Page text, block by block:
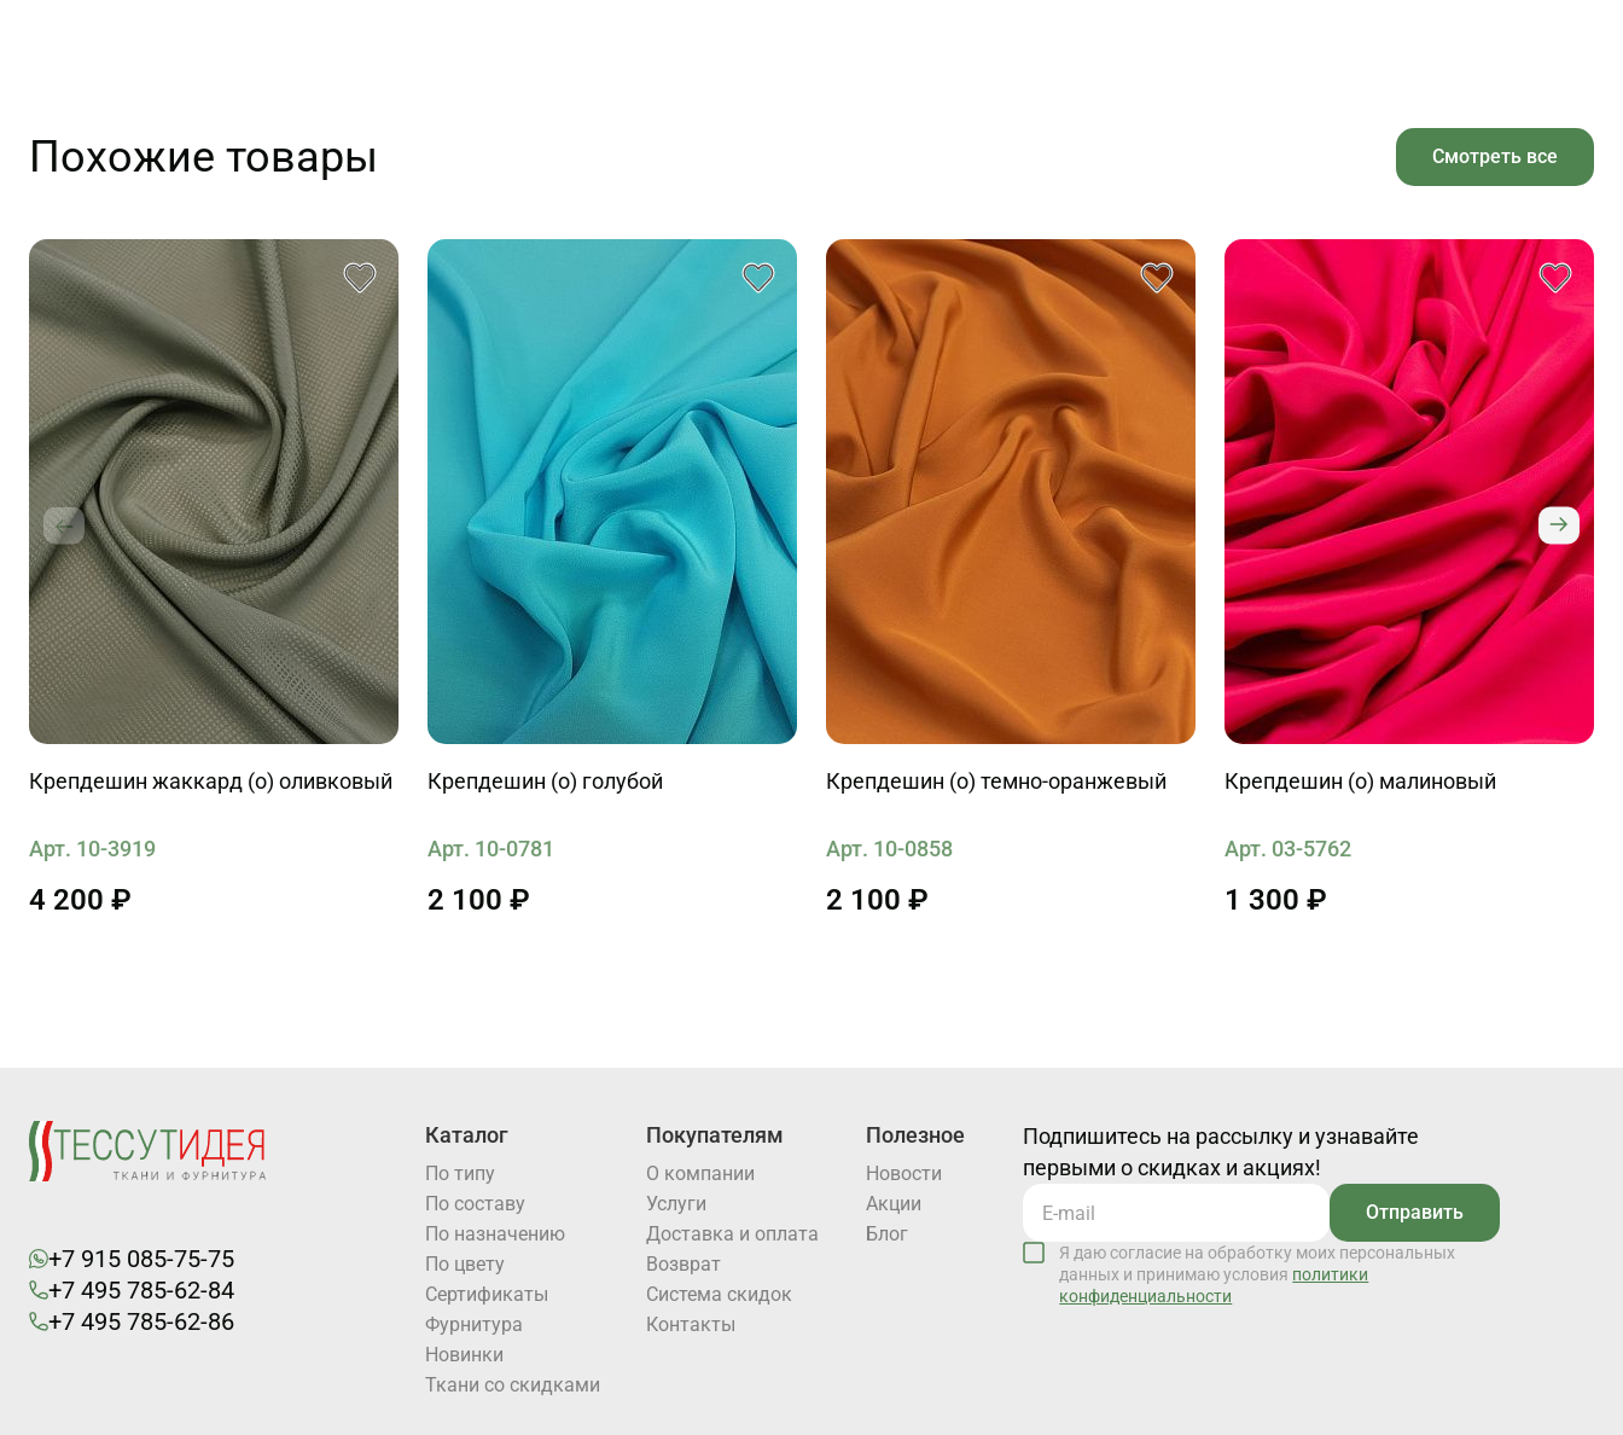
Похожие товары Смотреть все
Крепдешин жаккард (о) оливковый
Арт. 10-3919
4 200 ₽
Крепдешин (о) голубой
Арт. 10-0781
2 100 ₽
Крепдешин (о) темно-оранжевый
Арт. 10-0858
2 100 ₽
Крепдешин (о) малиновый
Арт. 03-5762
1 300 ₽
+7 915 085-75-75
+7 495 785-62-84
+7 495 785-62-86
Каталог
По типу
По составу
По назначению
По цвету
Cертификаты
Фурнитура
Новинки
Ткани со скидками
Покупателям
О компании
Услуги
Доставка и оплата
Возврат
Система скидок
Контакты
Полезное
Новости
Акции
Блог
Подпишитесь на рассылку и узнавайте
первыми о скидках и акциях!
Отправить
Я даю согласие на обработку моих персональных
данных и принимаю условия политики
конфиденциальности